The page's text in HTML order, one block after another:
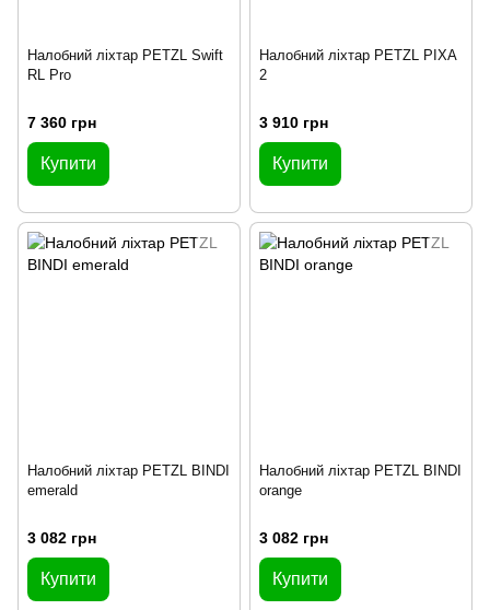
Налобний ліхтар PETZL Swift
RL Pro
7 360 грн
Купити
Налобний ліхтар PETZL PIXA
2
3 910 грн
Купити
Налобний ліхтар PETZL BINDI
emerald
3 082 грн
Купити
Налобний ліхтар PETZL BINDI
orange
3 082 грн
Купити